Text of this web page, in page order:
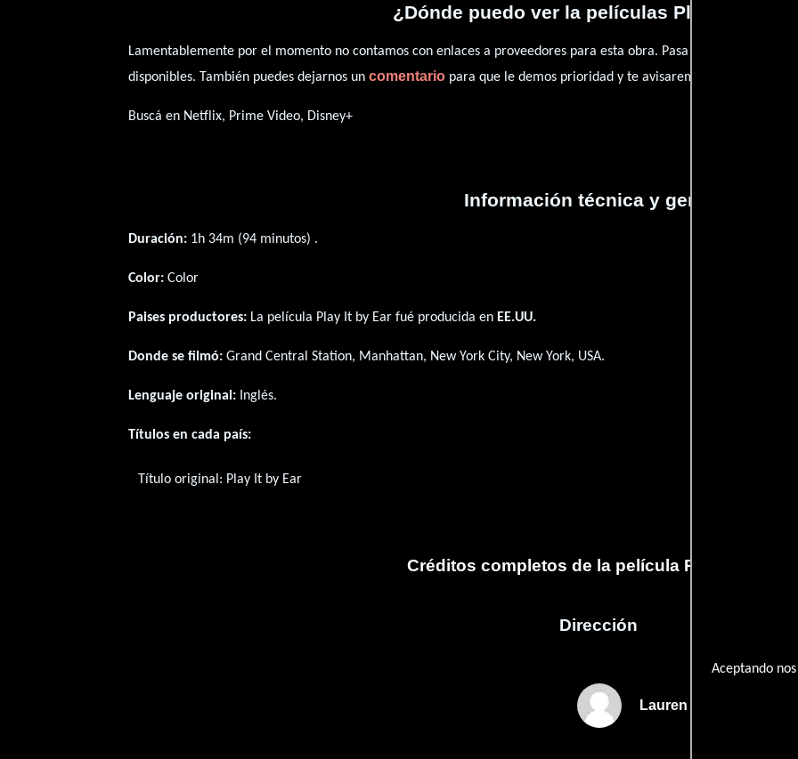
Aceptando
¿Dónde puedo ver la películas Play It by Ear?
Lamentablemente por el momento no contamos con enlaces a proveedores para esta obra. Pasa por nuestro
disponibles. También puedes dejarnos uncomentario para que le demos prioridad y te avisaremos cuando se
Buscá en Netflix, Prime Video, Disney+
Información técnica y general
Duración: 1h 34m (94 minutos) .
Color: Color
Paises productores: La película Play It by Ear fué producida en EE.UU.
Donde se filmó: Grand Central Station, Manhattan, New York City, New York, USA.
Lenguaje original: Inglés.
Títulos en cada país:
Título original: Play It by Ear
Créditos completos de la película Play It by Ear
Dirección
Lauren Flick